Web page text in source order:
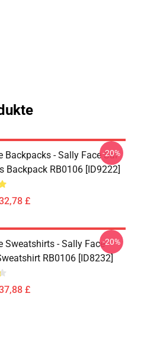
Backpacks - Sally Face Sal
Backpack RB0106 [ID9222]
£
-20%
Sweatshirts - Sally Face
RB0106 [ID8232]
£
-20%